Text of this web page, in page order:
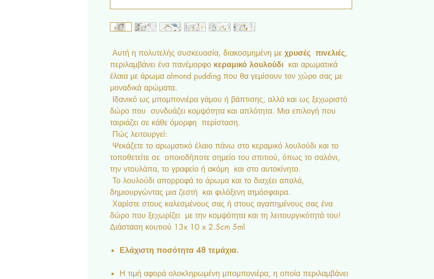
Αυτή η πολυτελής συσκευασία, διακοσμημένη με χρυσές πινελιές,
περιλαμβάνει ένα πανέμορφο κεραμικό λουλούδι και αρωματικά
έλαια με άρωμα almond pudding που θα γεμίσουν τον χώρο σας με
μοναδικά αρώματα.
Ιδανικό ως μπομπονιέρα γάμου ή βάπτισης, αλλά και ως ξεχωριστό
δώρο που συνδυάζει κομψότητα και απλότητα. Μια επιλογή που
ταιριάζει σε κάθε όμορφη περίσταση.
Πώς λειτουργεί:
Ψεκάζετε το αρωματικό έλαιο πάνω στο κεραμικό λουλούδι και το
τοποθετείτε σε οποιοδήποτε σημείο του σπιτιού, όπως το σαλόνι,
την ντουλάπα, το γραφείο ή ακόμη και στο αυτοκίνητο.
Το λουλούδι απορροφά το άρωμα και το διαχέει απαλά,
δημιουργώντας μια ζεστή και φιλόξενη ατμόσφαιρα.
Χαρίστε στους καλεσμένους σας ή στους αγαπημένους σας ένα
δώρο που ξεχωρίζει με την κομψότητα και τη λειτουργικότητά του!
Διάσταση κουτιού 13x 10 x 2.5cm 5ml
Ελάχιστη ποσότητα 48 τεμάχια.
Η τιμή αφορά ολοκληρωμένη μπομπονιέρα, η οποία περιλαμβάνει